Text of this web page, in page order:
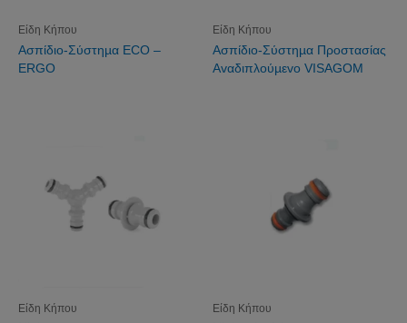
Είδη Κήπου
Aσπίδιo-Σύστηµα ECO –
ERGO
Είδη Κήπου
Aσπίδιo-Σύστηµα Πρoστασίας
Αvαδιπλoύµεvo VISAGOM
Είδη Κήπου Είδη Κήπου